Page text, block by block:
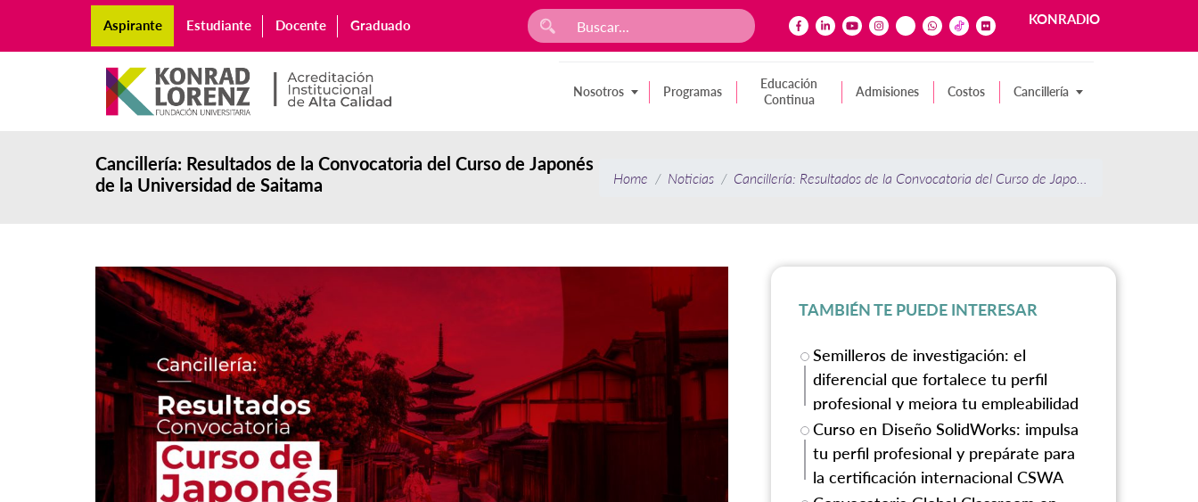
Aspirante Estudiante Docente Graduado KONRADIO
Nosotros Programas
Educación
Continua
Admisiones Costos Cancillería
Cancillería: Resultados de la Convocatoria del Curso de Japonés
de la Universidad de Saitama
Home Noticias Cancillería: Resultados de la Convocatoria del Curso de Japonés de la
TAMBIÉN TE PUEDE INTERESAR
Semilleros de investigación: el
diferencial que fortalece tu perfil
profesional y mejora tu empleabilidad
Curso en Diseño SolidWorks: impulsa
tu perfil profesional y prepárate para
la certificación internacional CSWA